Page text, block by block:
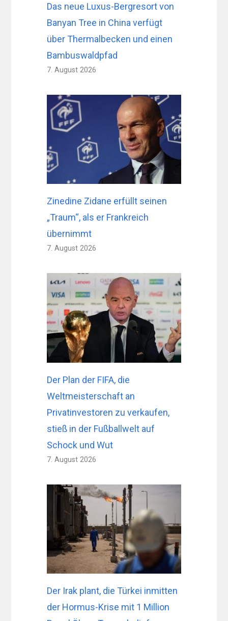
Das neue Luxus-Bergresort von
Banyan Tree in China verfügt
über Thermalbecken und einen
Bambuswaldpfad
7. August 2026
Zinedine Zidane erfüllt seinen
„Traum“, als er Frankreich
übernimmt
7. August 2026
Der Plan der FIFA, die
Weltmeisterschaft an
Privatinvestoren zu verkaufen,
stieß in der Fußballwelt auf
Schock und Wut
7. August 2026
Der Irak plant, die Türkei inmitten
der Hormus-Krise mit 1 Million